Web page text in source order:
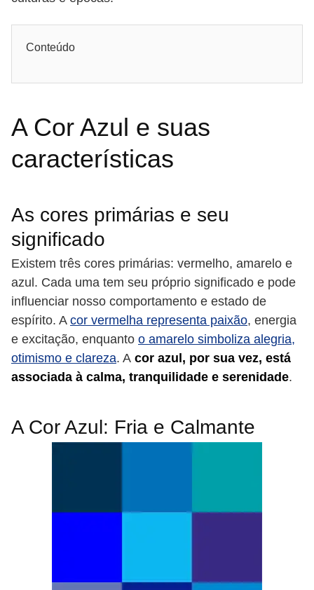
Conteúdo
A Cor Azul e suas
características
As cores primárias e seu
significado
Existem três cores primárias: vermelho, amarelo e
azul. Cada uma tem seu próprio significado e pode
influenciar nosso comportamento e estado de
espírito. A cor vermelha representa paixão, energia
e excitação, enquanto o amarelo simboliza alegria,
otimismo e clareza. A cor azul, por sua vez, está
associada à calma, tranquilidade e serenidade.
A Cor Azul: Fria e Calmante